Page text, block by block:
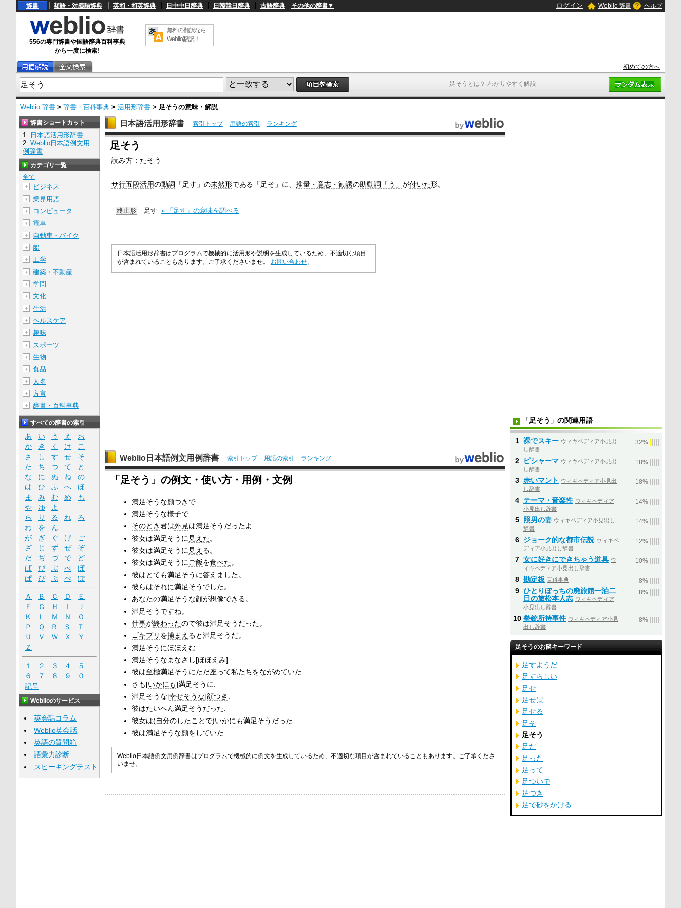
足そうとは？ わかりやすく解説
辞書 類語・対義語辞典 英和・和英辞典 日中中日辞典 日韓韓日辞典 古語辞典 その他の辞書▼ ログイン Weblio 辞書 ヘルプ
556の専門辞書や国語辞典百科事典
から一度に検索!
無料の翻訳なら
Weblio翻訳！
初めての方へ
Weblio 辞書 > 辞書・百科事典 > 活用形辞書 > 足そう の意味・解説
U
/
L
4
日本語活用形辞書 索引トップ 用語の索引 ランキング
足そう
読み方：たそう
サ行五段活用の動詞 「足す」の未然形である「足そ」に、 推量・意志・勧誘の助動詞「う」 が付いた形。
終止形 足す » 「足す」の意味を調べる
日本語活用形辞書はプログラムで機械的に活用形や説明を生成しているため、不適切な項目
が含まれていることもあります。ご了承くださいませ。 お問い合わせ。
Weblio日本語例文用例辞書 索引トップ 用語の索引 ランキング
「足そう」の例文・使い方・用例・文例
満足そうな顔つき で
満足そうな様子で
そのとき君は外見は満足そうだったよ
彼女は満足そうに 見えた。
彼女は満足そうに 見え る。
彼女は満足そうにご飯を食べた。
彼はとても満足そうに答えました。
彼らはそれに満足そうでした。
あなたの満足そうな顔が想像できる。
満足そうですね。
仕事が終わったので彼は満足そうだった。
ゴキブリ を捕まえ ると満足そうだ。
満足そうにほほえむ.
満足そうなまなざし[ほほえみ].
彼は至極満足そうにただ座って私たちをながめていた.
さも[いかにも]満足そうに.
満足そうな[幸せそうな]顔つき .
彼はたいへん満足そうだった.
彼女は(自分のしたことで)いかにも満足そうだった.
彼は満足そうな顔をしていた.
Weblio日本語例文用例辞書はプログラムで機械的に例文を生成しているため、不適切な項目が含まれていることもあります。ご了承くださ
いませ。
辞書ショートカット
1
日本語活用形辞書
2 Weblio日本語例文用
例辞書
カテゴリ一覧
全て
＋
ビジネス
＋ 業界用語
＋ コンピュータ
＋ 電車
＋ 自動車・バイク
＋ 船
＋ 工学
＋ 建築・不動産
＋ 学問
＋ 文化
＋ 生活
＋ ヘルスケア
＋ 趣味
＋ スポーツ
＋ 生物
＋ 食品
＋ 人名
＋ 方言
＋ 辞書・百科事典
すべての辞書の索引
あ い う え
お
か
き く け
こ
さ
し す せ
そ
た
ち つ て
と
な
に ぬ ね
の
は
ひ ふ へ
ほ
ま
み む め
も
や
ゆ
よ
ら
り る れ
ろ
わ
を
ん
が
ぎ ぐ げ
ご
ざ
じ ず ぜ
ぞ
だ
ぢ づ で
ど
ば
び ぶ べ
ぼ
ぱ
ぴ ぷ ぺ ぽ
Ａ Ｂ Ｃ Ｄ
Ｅ
Ｆ
Ｇ Ｈ Ｉ
Ｊ
Ｋ
Ｌ Ｍ Ｎ
Ｏ
Ｐ
Ｑ Ｒ Ｓ
Ｔ
Ｕ
Ｖ Ｗ Ｘ
Ｙ
Ｚ
１ ２ ３ ４
５
６
７ ８ ９
０
記号
Weblioのサービス
英会話コラム
Weblio英会話
英語の質問箱
語彙力診断
スピーキングテスト
「足そう」の関連用語
1 裸でスキー ウィキペディア小見出
し辞書
32%
2 ピシャーマ ウィキペディア小見出
し辞書
18%
3 赤いマント ウィキペディア小見出
し辞書
18%
4 テーマ・音楽性 ウィキペディア
小見出し辞書
14%
5 照男の妻 ウィキペディア小見出し
辞書
14%
6 ジョーク的な都市伝説 ウィキペ
ディア小見出し辞書
12%
7 女に好きにできちゃう道具 ウ
ィキペディア小見出し辞書
10%
8 勘定板 百科事典 8%
9 ひとりぼっちの廃旅館一泊二
日の旅松本人志 ウィキペディア
小見出し辞書
8%
10 拳銃所持事件 ウィキペディア小見
出し辞書
8%
足そうのお隣キーワード
足すようだ
足すらしい
足せ
足せば
足せる
足そ
足そう
足だ
足った
足って
足ついで
足つき
足で砂をかける